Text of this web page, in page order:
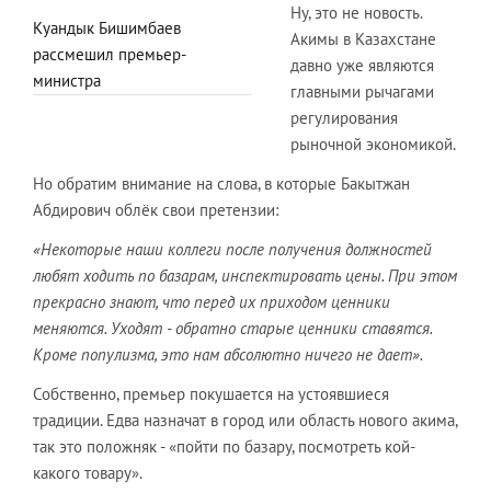
Куандык Бишимбаев
рассмешил премьер-
министра
Ну, это не новость.
Акимы в Казахстане
давно уже являются
главными рычагами
регулирования
рыночной экономикой.
Но обратим внимание на слова, в которые Бакытжан
Абдирович облёк свои претензии:
«Некоторые наши коллеги после получения должностей
любят ходить по базарам, инспектировать цены. При этом
прекрасно знают, что перед их приходом ценники
меняются. Уходят - обратно старые ценники ставятся.
Кроме популизма, это нам абсолютно ничего не дает».
Собственно, премьер покушается на устоявшиеся
традиции. Едва назначат в город или область нового акима,
так это положняк - «пойти по базару, посмотреть кой-
какого товару».